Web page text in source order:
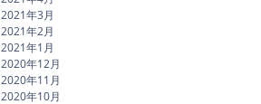
2021年3月
2021年2月
2021年1月
2020年12月
2020年11月
2020年10月